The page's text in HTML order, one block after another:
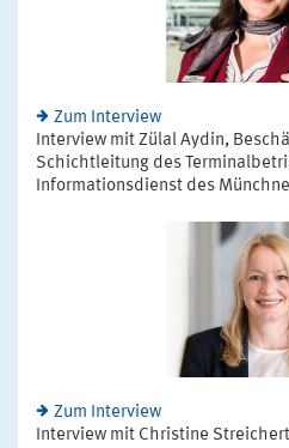
Zum Interview
Interview mit Zülal Aydin,
Schichtleitung des
Informationsdienst des
Zum Interview
Interview mit Christine